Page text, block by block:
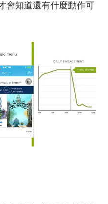
會知道還有什麼動作可